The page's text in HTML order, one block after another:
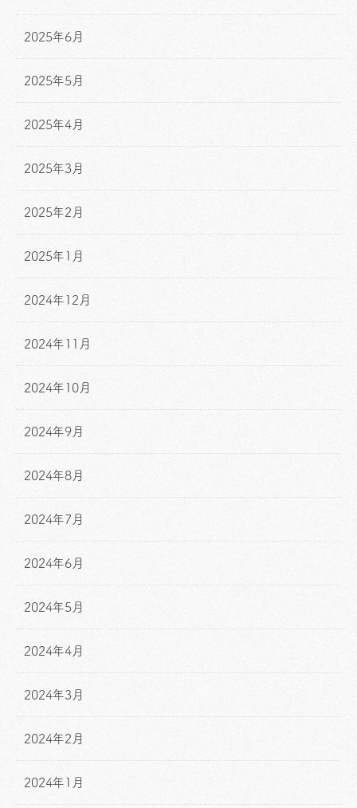
2025年6月
2025年5月
2025年4月
2025年3月
2025年2月
2025年1月
2024年12月
2024年11月
2024年10月
2024年9月
2024年8月
2024年7月
2024年6月
2024年5月
2024年4月
2024年3月
2024年2月
2024年1月